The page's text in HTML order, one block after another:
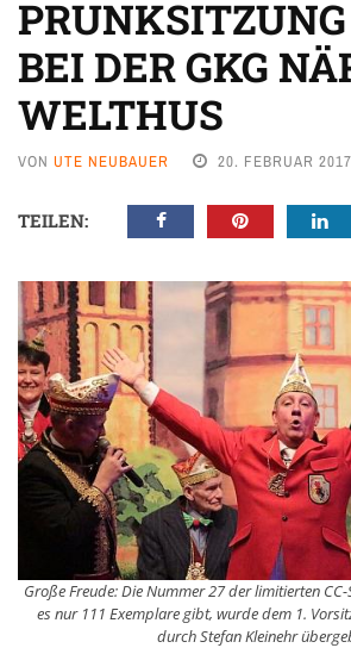
BEI DER GKG
WELTHUS
VON UTE NEUBAUER 20. FEBRUAR 2017
TEILEN:
Große Freude: Die Nummer 27 der limitierten
es nur 111 Exemplare gibt, wurde dem 1.
durch Stefan Kleinehr